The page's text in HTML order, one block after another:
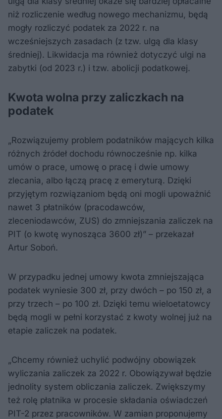
niż rozliczenie według nowego mechanizmu, będą
mogły rozliczyć podatek za 2022 r. na
wcześniejszych zasadach (z tzw. ulgą dla klasy
średniej). Likwidacja ma również dotyczyć ulgi na
zabytki (od 2023 r.) i tzw. abolicji podatkowej.
Kwota wolna przy zaliczkach na
podatek
„Rozwiązujemy problem podatników mających kilka
różnych źródeł dochodu równocześnie np. kilka
umów o prace, umowę o pracę i dwie umowy
zlecania, albo łączą pracę z emeryturą. Dzięki
przyjętym rozwiązaniom będą oni mogli upoważnić
nawet 3 płatników (pracodawców,
zleceniodawców, ZUS) do zmniejszania zaliczek na
PIT (o kwotę wynosząca 3600 zł)” – przekazał
Artur Soboń.
W przypadku jednej umowy kwota zmniejszająca
podatek wyniesie 300 zł, przy dwóch – po 150 zł, a
przy trzech – po 100 zł. Dzięki temu wieloetatowcy
będą mogli w pełni korzystać z kwoty wolnej już na
etapie zaliczek na podatek.
„Chcemy również uchylić podwójny obowiązek
wyliczania zaliczek za 2022 r. Obowiązywał będzie
jednolity system obliczania zaliczek. Zwiększymy
też rolę płatnika w procesie składania oświadczeń
PIT-2 przez pracowników. W zamian proponujemy